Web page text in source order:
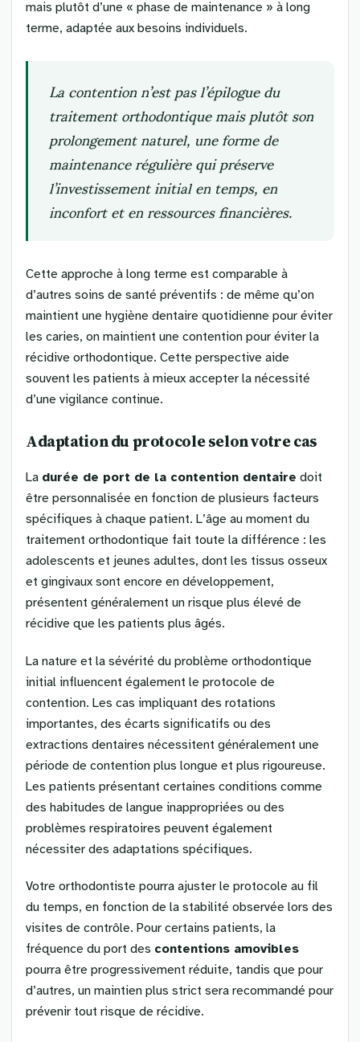
mais plutôt d’une « phase de maintenance » à long
terme, adaptée aux besoins individuels.
La contention n’est pas l’épilogue du
traitement orthodontique mais plutôt son
prolongement naturel, une forme de
maintenance régulière qui préserve
l’investissement initial en temps, en
inconfort et en ressources financières.
Cette approche à long terme est comparable à
d’autres soins de santé préventifs : de même qu’on
maintient une hygiène dentaire quotidienne pour éviter
les caries, on maintient une contention pour éviter la
récidive orthodontique. Cette perspective aide
souvent les patients à mieux accepter la nécessité
d’une vigilance continue.
Adaptation du protocole selon votre cas
La durée de port de la contention dentaire doit
être personnalisée en fonction de plusieurs facteurs
spécifiques à chaque patient. L’âge au moment du
traitement orthodontique fait toute la différence : les
adolescents et jeunes adultes, dont les tissus osseux
et gingivaux sont encore en développement,
présentent généralement un risque plus élevé de
récidive que les patients plus âgés.
La nature et la sévérité du problème orthodontique
initial influencent également le protocole de
contention. Les cas impliquant des rotations
importantes, des écarts significatifs ou des
extractions dentaires nécessitent généralement une
période de contention plus longue et plus rigoureuse.
Les patients présentant certaines conditions comme
des habitudes de langue inappropriées ou des
problèmes respiratoires peuvent également
nécessiter des adaptations spécifiques.
Votre orthodontiste pourra ajuster le protocole au fil
du temps, en fonction de la stabilité observée lors des
visites de contrôle. Pour certains patients, la
fréquence du port des contentions amovibles
pourra être progressivement réduite, tandis que pour
d’autres, un maintien plus strict sera recommandé pour
prévenir tout risque de récidive.